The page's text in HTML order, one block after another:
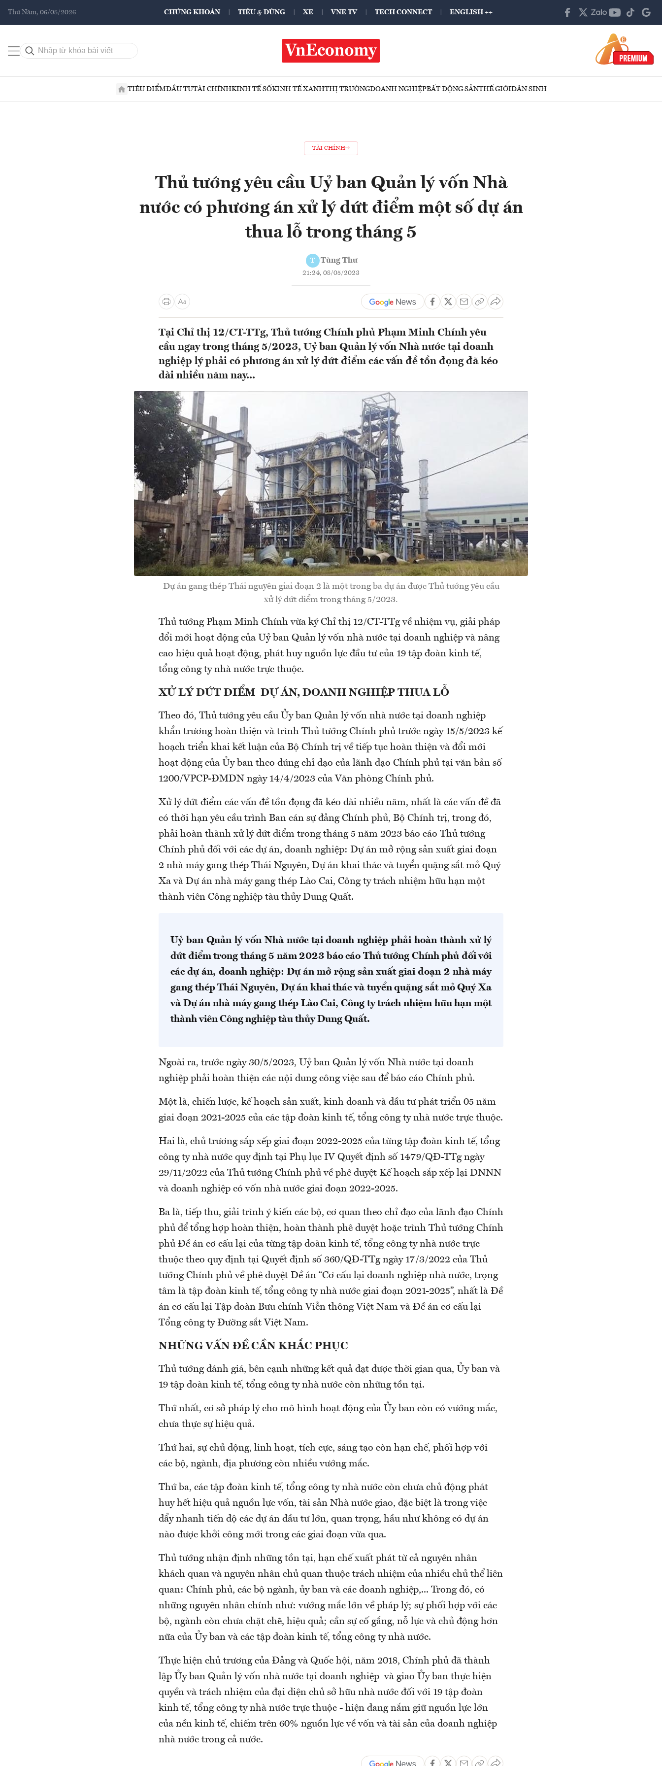
Thứ Năm, 06/08/2026 CHỨNG KHOÁN TIÊU & DÙNG XE VNE TV TECH CONNECT ENGLISH ++
TIÊU ĐIỂMĐẦU TƯTÀI CHÍNHKINH TẾ SỐKINH TẾ XANHTHỊ TRƯỜNGDOANH NGHIỆPBẤT ĐỘNG SẢNTHẾ GIỚIDÂN SINH
TÀI CHÍNH
Thủ tướng yêu cầu Uỷ ban Quản lý vốn Nhà
nước có phương án xử lý dứt điểm một số dự án
thua lỗ trong tháng 5
T Tùng Thư
21:24, 08/05/2023
Tại Chỉ thị 12/CT-TTg, Thủ tướng Chính phủ Phạm Minh Chính yêu
cầu ngay trong tháng 5/2023, Uỷ ban Quản lý vốn Nhà nước tại doanh
nghiệp lý phải có phương án xử lý dứt điểm các vấn đề tồn đọng đã kéo
dài nhiều năm nay...
Dự án gang thép Thái nguyên giai đoạn 2 là một trong ba dự án được Thủ tướng yêu cầu
xử lý dứt điểm trong tháng 5/2023.
Thủ tướng Phạm Minh Chính vừa ký Chỉ thị 12/CT-TTg về nhiệm vụ, giải pháp
đổi mới hoạt động của Uỷ ban Quản lý vốn nhà nước tại doanh nghiệp và nâng
cao hiệu quả hoạt động, phát huy nguồn lực đầu tư của 19 tập đoàn kinh tế,
tổng công ty nhà nước trực thuộc.
XỬ LÝ DỨT ĐIỂM DỰ ÁN, DOANH NGHIỆP THUA LỖ
Theo đó, Thủ tướng yêu cầu Ủy ban Quản lý vốn nhà nước tại doanh nghiệp
khẩn trương hoàn thiện và trình Thủ tướng Chính phủ trước ngày 15/5/2023 kế
hoạch triển khai kết luận của Bộ Chính trị về tiếp tục hoàn thiện và đổi mới
hoạt động của Ủy ban theo đúng chỉ đạo của lãnh đạo Chính phủ tại văn bản số
1200/VPCP-ĐMDN ngày 14/4/2023 của Văn phòng Chính phủ.
Xử lý dứt điểm các vấn đề tồn đọng đã kéo dài nhiều năm, nhất là các vấn đề đã
có thời hạn yêu cầu trình Ban cán sự đảng Chính phủ, Bộ Chính trị, trong đó,
phải hoàn thành xử lý dứt điểm trong tháng 5 năm 2023 báo cáo Thủ tướng
Chính phủ đối với các dự án, doanh nghiệp: Dự án mở rộng sản xuất giai đoạn
2 nhà máy gang thép Thái Nguyên, Dự án khai thác và tuyển quặng sắt mỏ Quý
Xa và Dự án nhà máy gang thép Lào Cai, Công ty trách nhiệm hữu hạn một
thành viên Công nghiệp tàu thủy Dung Quất.
Uỷ ban Quản lý vốn Nhà nước tại doanh nghiệp phải hoàn thành xử lý
dứt điểm trong tháng 5 năm 2023 báo cáo Thủ tướng Chính phủ đối với
các dự án, doanh nghiệp: Dự án mở rộng sản xuất giai đoạn 2 nhà máy
gang thép Thái Nguyên, Dự án khai thác và tuyển quặng sắt mỏ Quý Xa
và Dự án nhà máy gang thép Lào Cai, Công ty trách nhiệm hữu hạn một
thành viên Công nghiệp tàu thủy Dung Quất.
Ngoài ra, trước ngày 30/5/2023, Uỷ ban Quản lý vốn Nhà nước tại doanh
nghiệp phải hoàn thiện các nội dung công việc sau để báo cáo Chính phủ.
Một là, chiến lược, kế hoạch sản xuất, kinh doanh và đầu tư phát triển 05 năm
giai đoạn 2021-2025 của các tập đoàn kinh tế, tổng công ty nhà nước trực thuộc.
Hai là, chủ trương sắp xếp giai đoạn 2022-2025 của từng tập đoàn kinh tế, tổng
công ty nhà nước quy định tại Phụ lục IV Quyết định số 1479/QĐ-TTg ngày
29/11/2022 của Thủ tướng Chính phủ về phê duyệt Kế hoạch sắp xếp lại DNNN
và doanh nghiệp có vốn nhà nước giai đoạn 2022-2025.
Ba là, tiếp thu, giải trình ý kiến các bộ, cơ quan theo chỉ đạo của lãnh đạo Chính
phủ để tổng hợp hoàn thiện, hoàn thành phê duyệt hoặc trình Thủ tướng Chính
phủ Đề án cơ cấu lại của từng tập đoàn kinh tế, tổng công ty nhà nước trực
thuộc theo quy định tại Quyết định số 360/QĐ-TTg ngày 17/3/2022 của Thủ
tướng Chính phủ về phê duyệt Đề án “Cơ cấu lại doanh nghiệp nhà nước, trọng
tâm là tập đoàn kinh tế, tổng công ty nhà nước giai đoạn 2021-2025”, nhất là Đề
án cơ cấu lại Tập đoàn Bưu chính Viễn thông Việt Nam và Đề án cơ cấu lại
Tổng công ty Đường sắt Việt Nam.
NHỮNG VẤN ĐỀ CẦN KHẮC PHỤC
Thủ tướng đánh giá, bên cạnh những kết quả đạt được thời gian qua, Ủy ban và
19 tập đoàn kinh tế, tổng công ty nhà nước còn những tồn tại.
Thứ nhất, cơ sở pháp lý cho mô hình hoạt động của Ủy ban còn có vướng mắc,
chưa thực sự hiệu quả.
Thứ hai, sự chủ động, linh hoạt, tích cực, sáng tạo còn hạn chế, phối hợp với
các bộ, ngành, địa phương còn nhiều vướng mắc.
Thứ ba, các tập đoàn kinh tế, tổng công ty nhà nước còn chưa chủ động phát
huy hết hiệu quả nguồn lực vốn, tài sản Nhà nước giao, đặc biệt là trong việc
đẩy nhanh tiến độ các dự án đầu tư lớn, quan trọng, hầu như không có dự án
nào được khởi công mới trong các giai đoạn vừa qua.
Thủ tướng nhận định những tồn tại, hạn chế xuất phát từ cả nguyên nhân
khách quan và nguyên nhân chủ quan thuộc trách nhiệm của nhiều chủ thể liên
quan: Chính phủ, các bộ ngành, ủy ban và các doanh nghiệp,... Trong đó, có
những nguyên nhân chính như: vướng mắc lớn về pháp lý; sự phối hợp với các
bộ, ngành còn chưa chặt chẽ, hiệu quả; cần sự cố gắng, nỗ lực và chủ động hơn
nữa của Ủy ban và các tập đoàn kinh tế, tổng công ty nhà nước.
Thực hiện chủ trương của Đảng và Quốc hội, năm 2018, Chính phủ đã thành
lập Ủy ban Quản lý vốn nhà nước tại doanh nghiệp và giao Ủy ban thực hiện
quyền và trách nhiệm của đại diện chủ sở hữu nhà nước đối với 19 tập đoàn
kinh tế, tổng công ty nhà nước trực thuộc - hiện đang nắm giữ nguồn lực lớn
của nền kinh tế, chiếm trên 60% nguồn lực về vốn và tài sản của doanh nghiệp
nhà nước trong cả nước.